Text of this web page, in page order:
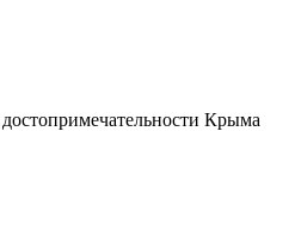
Крыма